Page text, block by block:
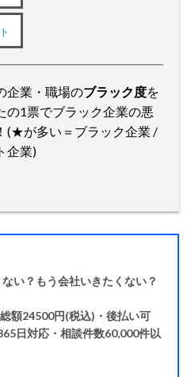
企業・職場のブラック度を
の1票でブラック企業の悪
(★が多い＝ブラック企業 /
企業)
い？もう会社いきたくない？
額24500円(税込)・後払い可
日対応・相談件数60,000件以